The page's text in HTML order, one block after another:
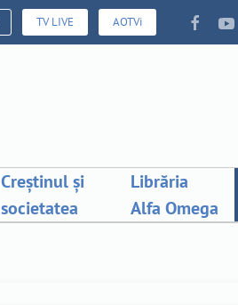
TV LIVE AOTVi
Creștinul și
societatea
Librăria
Alfa Omega